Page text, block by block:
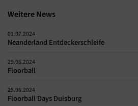
Weitere News
01.07.2024
Neanderland Entdeckerschleife
25.06.2024
Floorball
25.06.2024
Floorball Days Duisburg